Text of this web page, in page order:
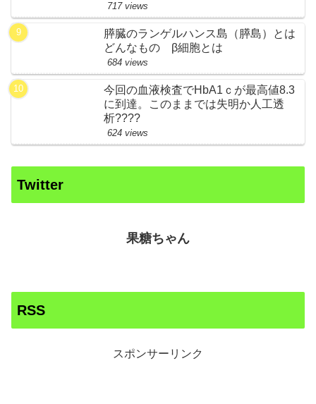
717 views
膵臓のランゲルハンス島（膵島）とは
どんなもの β細胞とは
684 views
今回の血液検査でHbA1ｃが最高値8.3
に到達。このままでは失明か人工透
析????
624 views
Twitter
果糖ちゃん
RSS
スポンサーリンク